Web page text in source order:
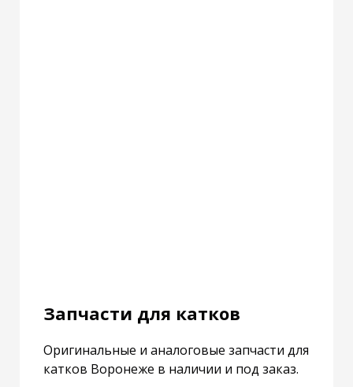
Запчасти для катков
Оригинальные и аналоговые запчасти для
катков Воронеже в наличии и под заказ.